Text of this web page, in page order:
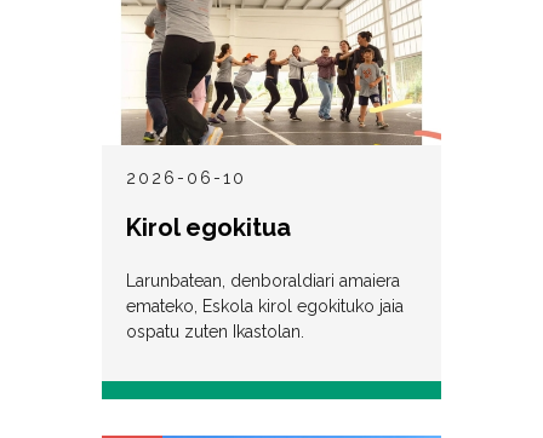
2026-06-10
Kirol egokitua
Larunbatean, denboraldiari amaiera
emateko, Eskola kirol egokituko jaia
ospatu zuten Ikastolan.